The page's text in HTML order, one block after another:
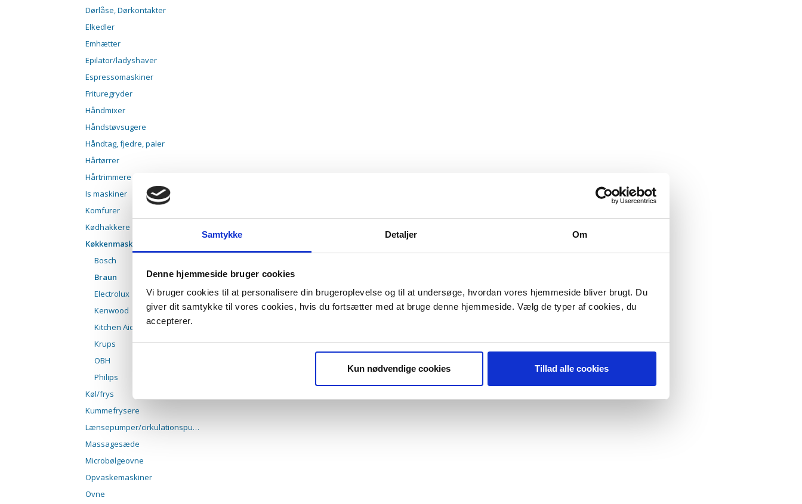
Samtykke Detaljer Om
Denne hjemmeside bruger cookies
Vi bruger cookies til at personalisere din brugeroplevelse og til at undersøge, hvordan vores hjemmeside bliver brugt. Du
giver dit samtykke til vores cookies, hvis du fortsætter med at bruge denne hjemmeside. Vælg de typer af cookies, du
accepterer.
Kun nødvendige cookies Tillad alle cookies
Dørlåse, Dørkontakter
Elkedler
Emhætter
Epilator/ladyshaver
Espressomaskiner
Frituregryder
Håndmixer
Håndstøvsugere
Håndtag, fjedre, paler
Hårtørrer
Hårtrimmere
Is maskiner
Komfurer
Kødhakkere
Køkkenmaskiner
Bosch
Braun
Electrolux
Kenwood
Kitchen Aid
Krups
OBH
Philips
Køl/frys
Kummefrysere
Lænsepumper/cirkulationspumper
Massagesæde
Microbølgeovne
Opvaskemaskiner
Ovne